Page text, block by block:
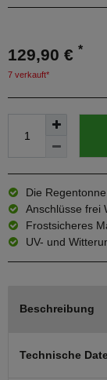
129,90 € *
7 verkauft*
Die
Anschlüsse frei
Frostsicheres
UV- und
Beschreibung
Technische